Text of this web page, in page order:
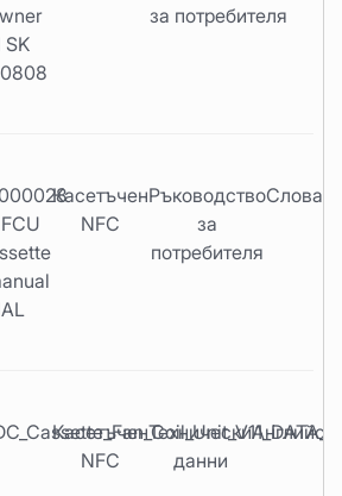
SK
за потребителя
Касетъчен
NFC
Ръководство
за
потребителя
Касетъчен
NFC
Технически
данни